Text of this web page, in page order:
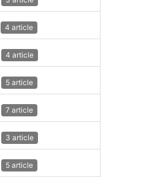
4 article
4 article
5 article
7 article
3 article
5 article